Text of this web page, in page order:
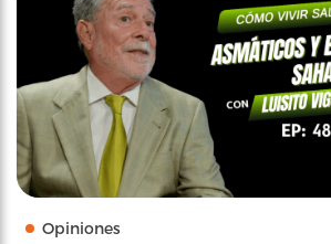
Opiniones